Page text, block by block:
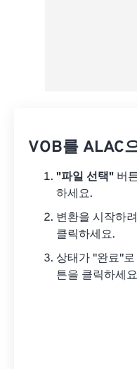
VOB를 ALAC
"파일 선택" 버
하세요.
변환을 시작하
클릭하세요.
상태가 "완료"
튼을 클릭하세